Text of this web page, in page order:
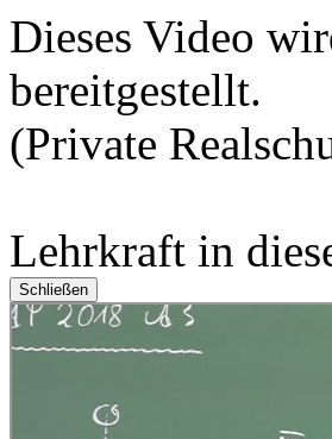
Dieses Video
bereitgestellt.
(Private
Lehrkraft in
Schließen